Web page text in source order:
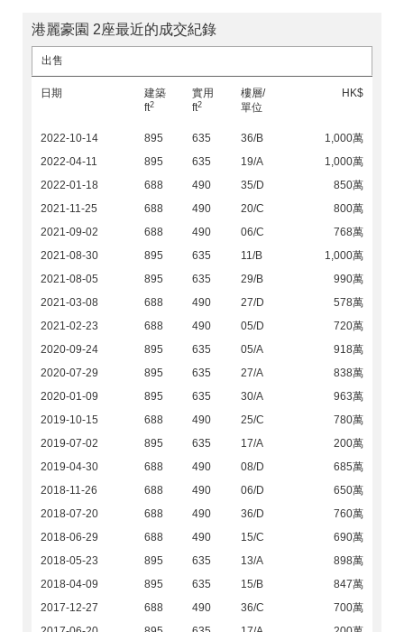
港麗豪園 2座最近的成交紀錄
出售
日期
建築
ft2
實用
ft2
樓層/
單位
HK$
2022-10-14 895 635 36/B
1,000萬
2022-04-11
895 635 19/A
1,000萬
2022-01-18
688 490 35/D
850萬
2021-11-25
688 490 20/C
800萬
2021-09-02
688 490 06/C
768萬
2021-08-30
895 635 11/B
1,000萬
2021-08-05
895 635 29/B
990萬
2021-03-08
688 490 27/D
578萬
2021-02-23
688 490 05/D
720萬
2020-09-24
895 635 05/A
918萬
2020-07-29
895 635 27/A
838萬
2020-01-09
895 635 30/A
963萬
2019-10-15
688 490 25/C
780萬
2019-07-02
895 635 17/A
200萬
2019-04-30
688 490 08/D
685萬
2018-11-26
688 490 06/D
650萬
2018-07-20
688 490 36/D
760萬
2018-06-29
688 490 15/C
690萬
2018-05-23
895 635 13/A
898萬
2018-04-09
895 635 15/B
847萬
2017-12-27
688 490 36/C
700萬